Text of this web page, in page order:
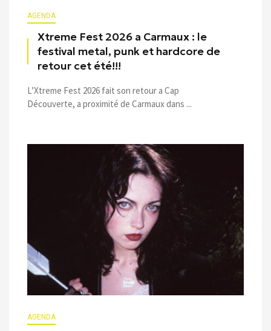
AGENDA
Xtreme Fest 2026 a Carmaux : le
festival metal, punk et hardcore de
retour cet été!!!
L’Xtreme Fest 2026 fait son retour a Cap
Découverte, a proximité de Carmaux dans ...
AGENDA